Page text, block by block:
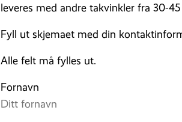
leveres med andre takvinkler fra 30-45
Fyll ut skjemaet med din
Alle felt må fylles ut.
Fornavn